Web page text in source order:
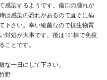
感染するようです。傷口の腫れが
は感染の恐れがあるので直ぐに病
下さい。幸い細菌なので抗生物質
対処が大事です。後は101株で免疫
ことです。
な一日にして下さい。
野